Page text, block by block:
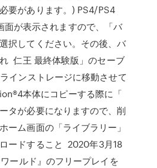
要があります。) PS4/PS4
面が表示されますので、「バ
択してください。その後、バ
仁王 最終体験版」のセーブ
インストレージに移動させて
本体にコピーする際に「
タが必要になりますので、削
ーム画面の「ライブラリー」
ードすること 2020年3月18
ールド』のフリープレイを